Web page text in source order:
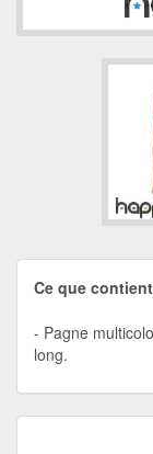
Ce que
Pagne
long.